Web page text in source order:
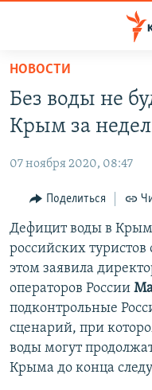
Вернуться
основному
содержанию
Вернутся
навигации
Вернутся
поиску
СПЕЦПРОЕКТЫ
КАРТА ВОЕННЫХ
11 ЛЕТ ОККУПАЦИИ
ВОДА
ИСТОРИЯ
ЕЩЕ
ИНТЕРАКТИВ
ИНФОГРАФИКА
ТЕЛЕПРОЕКТ
СОВЕТЫ
ПРОПАВШИЕ БЕЗ ВЕСТИ
ПОБЕДИТЕЛЕЙ НЕ СУДЯТ?
РАДІО СВОБОДА
КАК ОБОЙТИ
Українською
Qırımtatar
ПРИСОЕДИНЯЙТЕСЬ!
НОВОСТИ
Без воды не
Крым за
07 ноября 2020, 08:47
Поделиться
Дефицит воды в
российских туристов
этом заявила
операторов России
подконтрольные
сценарий, при
воды могут
Крыма до конца